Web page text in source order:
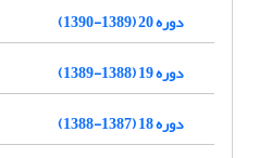
دوره 20 (1389-1390)
دوره 19 (1388-1389)
دوره 18 (1387-1388)